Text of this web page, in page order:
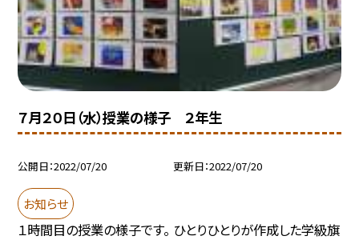
７月２０日（水）授業の様子 ２年生
公開日 2022/07/20 更新日 2022/07/20
お知らせ
１時間目の授業の様子です。 ひとりひとりが作成した学級旗